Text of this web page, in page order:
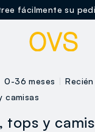
fácilmente su
0-36 meses
camisas
tops y